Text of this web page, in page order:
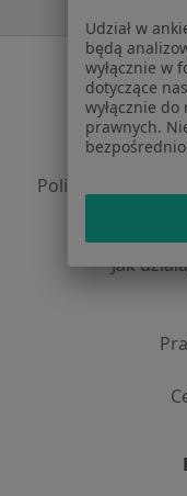
Polityka
Polityka
Polityka
dane
Jak
Udział w
będą
wyłącznie w
dotyczące
wyłącznie
prawnych.